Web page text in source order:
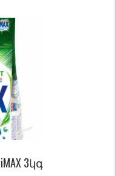
3կգ